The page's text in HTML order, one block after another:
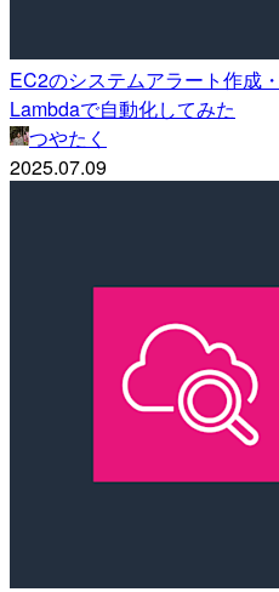
EC2のシステムアラート作成
Lambdaで自動化してみた
つやたく
2025.07.09